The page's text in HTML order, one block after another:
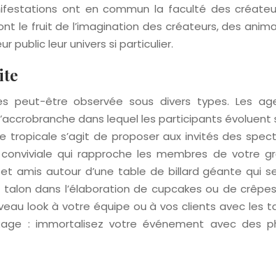
ont en commun la faculté des
le fruit de l’imagination des créateurs, des
public leur univers si particulier.
peut-être observée sous divers types. Les
dans lequel les participants évoluent
tropicale s’agit de proposer aux invités des
qui rapproche les membres de votre
amis autour d’une table de billard géante qui
dans l’élaboration de cupcakes ou de
look à votre équipe ou à vos clients avec les
: immortalisez votre événement avec des